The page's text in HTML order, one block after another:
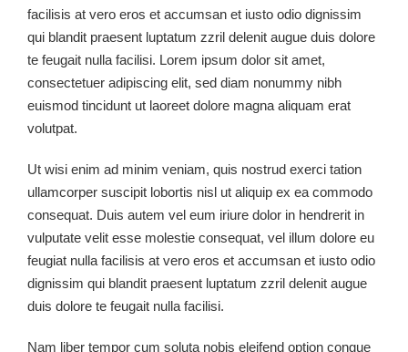
facilisis at vero eros et accumsan et iusto odio dignissim
qui blandit praesent luptatum zzril delenit augue duis dolore
te feugait nulla facilisi. Lorem ipsum dolor sit amet,
consectetuer adipiscing elit, sed diam nonummy nibh
euismod tincidunt ut laoreet dolore magna aliquam erat
volutpat.
Ut wisi enim ad minim veniam, quis nostrud exerci tation
ullamcorper suscipit lobortis nisl ut aliquip ex ea commodo
consequat. Duis autem vel eum iriure dolor in hendrerit in
vulputate velit esse molestie consequat, vel illum dolore eu
feugiat nulla facilisis at vero eros et accumsan et iusto odio
dignissim qui blandit praesent luptatum zzril delenit augue
duis dolore te feugait nulla facilisi.
Nam liber tempor cum soluta nobis eleifend option congue